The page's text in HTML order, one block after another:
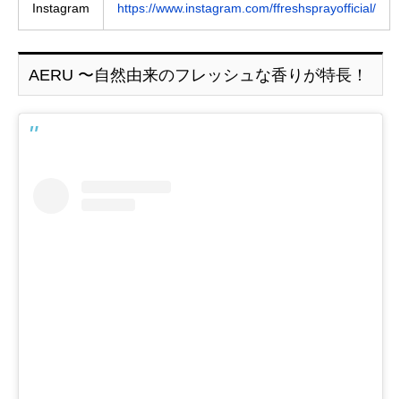
Instagram https://www.instagram.com/ffreshsprayofficial/
AERU 〜自然由来のフレッシュな香りが特長！